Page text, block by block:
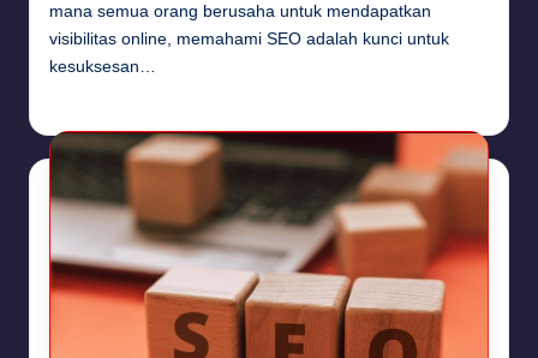
mana semua orang berusaha untuk mendapatkan
visibilitas online, memahami SEO adalah kunci untuk
kesuksesan…